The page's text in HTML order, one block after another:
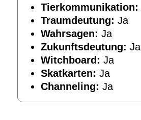
Tierkommunikation:
Traumdeutung: Ja
Wahrsagen: Ja
Zukunftsdeutung: Ja
Witchboard: Ja
Skatkarten: Ja
Channeling: Ja